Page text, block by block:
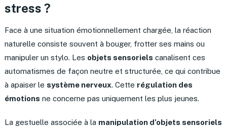
stress ?
Face à une situation émotionnellement chargée, la réaction
naturelle consiste souvent à bouger, frotter ses mains ou
manipuler un stylo. Les objets sensoriels canalisent ces
automatismes de façon neutre et structurée, ce qui contribue
à apaiser le système nerveux. Cette régulation des
émotions ne concerne pas uniquement les plus jeunes.
La gestuelle associée à la manipulation d’objets sensoriels